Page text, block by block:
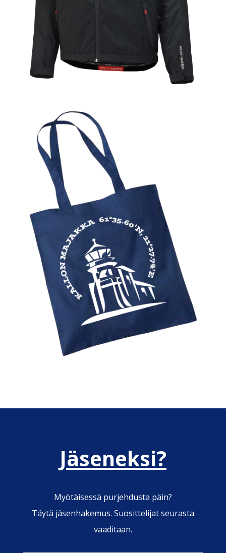
Jäseneksi?
Myötäisessä purjehdusta päin?
Täytä jäsenhakemus. Suosittelijat seurasta
vaaditaan.